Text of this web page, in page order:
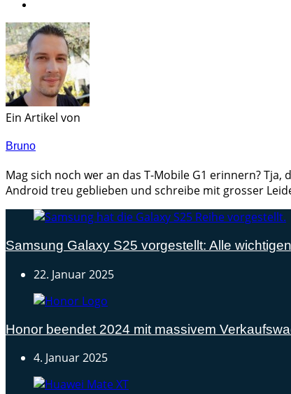
Ein Artikel von
Bruno
Mag sich noch wer an das T-Mobile G1 erinnern?
Android treu geblieben und schreibe mit grosser
Samsung Galaxy S25 vorgestellt: Alle
22. Januar 2025
Honor beendet 2024 mit massivem
4. Januar 2025